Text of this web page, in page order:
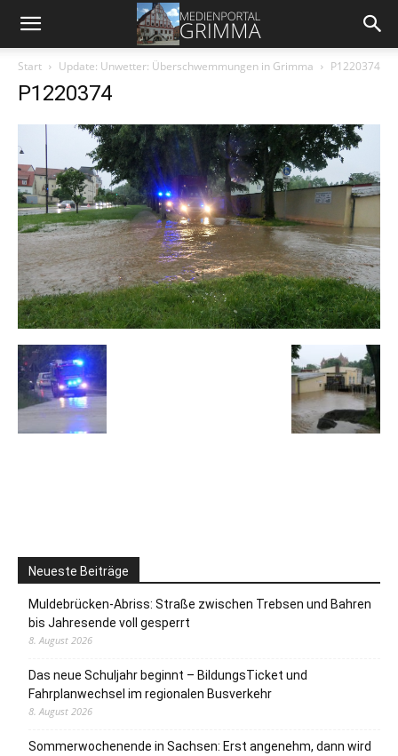
Start Update: Unwetter: Überschwemmungen in Grimma P1220374
P1220374
Neueste Beiträge
Muldebrücken-Abriss: Straße zwischen Trebsen und Bahren
bis Jahresende voll gesperrt
8. August 2026
Das neue Schuljahr beginnt – BildungsTicket und
Fahrplanwechsel im regionalen Busverkehr
8. August 2026
Sommerwochenende in Sachsen: Erst angenehm, dann wird